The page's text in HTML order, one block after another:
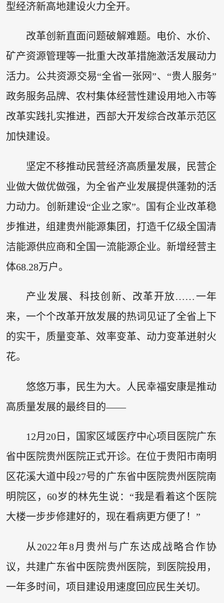
型经济新高地建设火力全开。
改革创新直面问题破解难题。电价、水价、
矿产资源管理等一批重大改革措施激活发展动力
活力。公共资源交易“全省一张网”、“贵人服务”
政务服务品牌、农村集体经营性建设用地入市等
改革实践扎实推进，西部大开发综合改革示范区
加快建设。
坚定不移推动民营经济高质量发展，民营企
业做大做优做强，为全省产业发展提供蓬勃的活
力动力。创新建设“企业之家”。国有企业改革稳
步推进，组建贵州能源集团，打造千亿级全国清
洁能源供应商和全国一流能源企业。新增经营主
体68.28万户。
产业发展、科技创新、改革开放……一年
来，一个个改革开放发展的热词见证了全省上下
的实干，质量变革、效率变革、动力变革迸射火
花。
悠悠万事，民生为大。人民幸福安康是推动
高质量发展的最终目的——
12月20日，国家区域医疗中心项目医院广东
省中医院贵州医院正式开诊。在位于贵阳市南明
区花溪大道中段27号的广东省中医院贵州医院南
明院区，60岁的林先生说：“我是看着这个医院
大楼一步步修建好的，现在看病更方便了！”
从2022年8月贵州与广东达成战略合作协
议，共建广东省中医院贵州医院，到医院投用，
一年多时间，项目建设用速度回应民生关切。